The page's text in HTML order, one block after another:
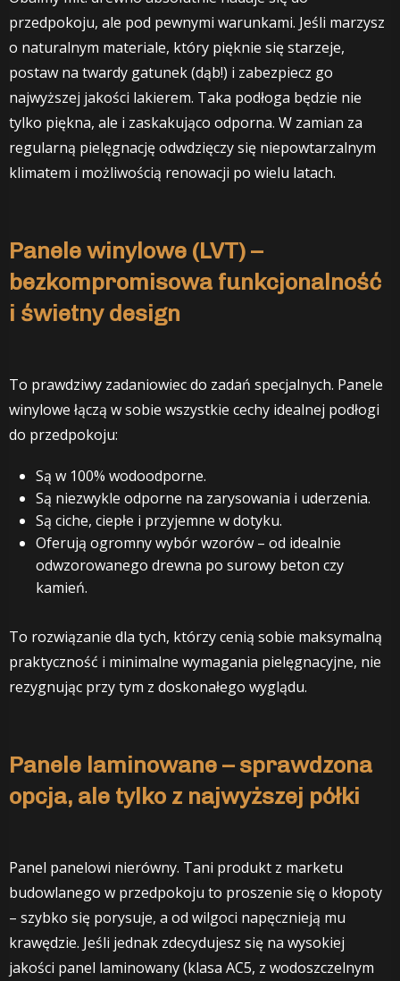
przedpokoju, ale pod pewnymi warunkami. Jeśli marzysz
o naturalnym materiale, który pięknie się starzeje,
postaw na twardy gatunek (dąb!) i zabezpiecz go
najwyższej jakości lakierem. Taka podłoga będzie nie
tylko piękna, ale i zaskakująco odporna. W zamian za
regularną pielęgnację odwdzięczy się niepowtarzalnym
klimatem i możliwością renowacji po wielu latach.
Panele winylowe (LVT) –
bezkompromisowa funkcjonalność
i świetny design
To prawdziwy zadaniowiec do zadań specjalnych. Panele
winylowe łączą w sobie wszystkie cechy idealnej podłogi
do przedpokoju:
Są w 100% wodoodporne.
Są niezwykle odporne na zarysowania i uderzenia.
Są ciche, ciepłe i przyjemne w dotyku.
Oferują ogromny wybór wzorów – od idealnie
odwzorowanego drewna po surowy beton czy
kamień.
To rozwiązanie dla tych, którzy cenią sobie maksymalną
praktyczność i minimalne wymagania pielęgnacyjne, nie
rezygnując przy tym z doskonałego wyglądu.
Panele laminowane – sprawdzona
opcja, ale tylko z najwyższej półki
Panel panelowi nierówny. Tani produkt z marketu
budowlanego w przedpokoju to proszenie się o kłopoty
– szybko się porysuje, a od wilgoci napęcznieją mu
krawędzie. Jeśli jednak zdecydujesz się na wysokiej
jakości panel laminowany (klasa AC5, z wodoszczelnym